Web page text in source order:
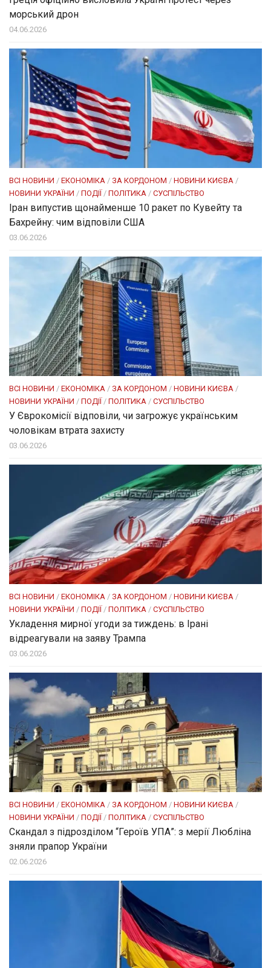
морський дрон
04.06.2026
ВСІ НОВИНИ / ЕКОНОМІКА / ЗА КОРДОНОМ / НОВИНИ КИЄВА /
НОВИНИ УКРАЇНИ / ПОДІЇ / ПОЛІТИКА / СУСПІЛЬСТВО
Іран випустив щонайменше 10 ракет по Кувейту та
Бахрейну: чим відповіли США
03.06.2026
ВСІ НОВИНИ / ЕКОНОМІКА / ЗА КОРДОНОМ / НОВИНИ КИЄВА /
НОВИНИ УКРАЇНИ / ПОДІЇ / ПОЛІТИКА / СУСПІЛЬСТВО
У Єврокомісії відповіли, чи загрожує українським
чоловікам втрата захисту
03.06.2026
ВСІ НОВИНИ / ЕКОНОМІКА / ЗА КОРДОНОМ / НОВИНИ КИЄВА /
НОВИНИ УКРАЇНИ / ПОДІЇ / ПОЛІТИКА / СУСПІЛЬСТВО
Укладення мирної угоди за тиждень: в Ірані
відреагували на заяву Трампа
03.06.2026
ВСІ НОВИНИ / ЕКОНОМІКА / ЗА КОРДОНОМ / НОВИНИ КИЄВА /
НОВИНИ УКРАЇНИ / ПОДІЇ / ПОЛІТИКА / СУСПІЛЬСТВО
Скандал з підрозділом “Героїв УПА”: з мерії Любліна
зняли прапор України
02.06.2026